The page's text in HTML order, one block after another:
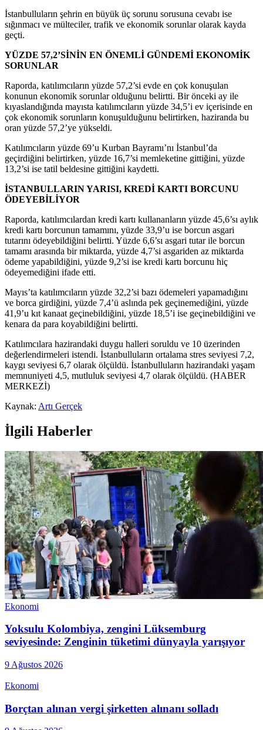
İstanbulluların şehrin en büyük üç sorunu sorusuna cevabı ise
sığınmacı ve mülteciler, trafik ve ekonomik sorunlar olarak kayda
geçti.
YÜZDE 57,2’SİNİN EN ÖNEMLİ GÜNDEMİ EKONOMİK
SORUNLAR
Raporda, katılımcıların yüzde 57,2’si evde en çok konuşulan
konunun ekonomik sorunlar olduğunu belirtti. Bir önceki ay ile
kıyaslandığında mayısta katılımcıların yüzde 34,5’i ev içerisinde en
çok ekonomik sorunların konuşulduğunu belirtirken, haziranda bu
oran yüzde 57,2’ye yükseldi.
Katılımcıların yüzde 69’u Kurban Bayramı’nı İstanbul’da
geçirdiğini belirtirken, yüzde 16,7’si memleketine gittiğini, yüzde
13,2’si ise tatil beldesine gittiğini kaydetti.
İSTANBULLARIN YARISI, KREDİ KARTI BORCUNU
ÖDEYEBİLİYOR
Raporda, katılımcılardan kredi kartı kullananların yüzde 45,6’sı aylık
kredi kartı borcunun tamamını, yüzde 33,9’u ise borcun asgari
tutarını ödeyebildiğini belirtti. Yüzde 6,6’sı asgari tutar ile borcun
tamamı arasında bir miktarda, yüzde 4,7’si asgariden az miktarda
ödeme yapabildiğini, yüzde 9,2’si ise kredi kartı borcunu hiç
ödeyemediğini ifade etti.
Mayıs’ta katılımcıların yüzde 32,2’si bazı ödemeleri yapamadığını
ve borca girdiğini, yüzde 7,4’ü aslında pek geçinemediğini, yüzde
41,9’u kıt kanaat geçinebildiğini, yüzde 18,5’i ise geçinebildiğini ve
kenara da para koyabildiğini belirtti.
Katılımcılara hazirandaki duygu halleri soruldu ve 10 üzerinden
değerlendirmeleri istendi. İstanbulluların ortalama stres seviyesi 7,2,
kaygı seviyesi 6,7 olarak ölçüldü. İstanbulluların hazirandaki yaşam
memnuniyeti 4,5, mutluluk seviyesi 4,7 olarak ölçüldü. (HABER
MERKEZİ)
Kaynak: Artı Gerçek
İlgili Haberler
Ekonomi
Yoksulu Kolombiya, zengini Lüksemburg
seviyesinde: Zenginin tüketimi dünyayla yarışıyor
9 Ağustos 2026
Ekonomi
Borçtan alınan vergi şirketten alınanı solladı